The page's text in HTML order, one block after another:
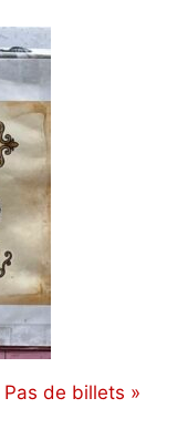
de billets »